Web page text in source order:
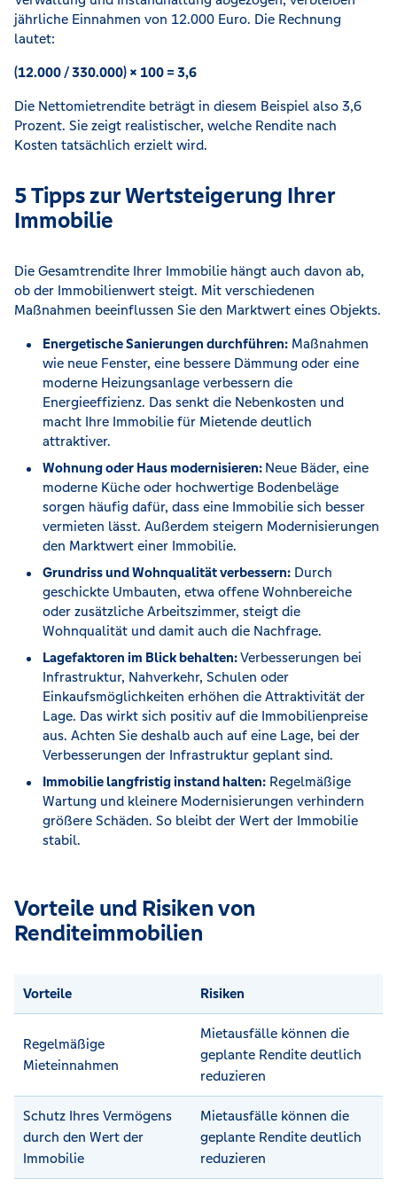
jährliche Einnahmen von 12.000 Euro. Die Rechnung
lautet:
(12.000 / 330.000) × 100 = 3,6
Die Nettomietrendite beträgt in diesem Beispiel also 3,6
Prozent. Sie zeigt realistischer, welche Rendite nach
Kosten tatsächlich erzielt wird.
5 Tipps zur Wertsteigerung Ihrer
Immobilie
Die Gesamtrendite Ihrer Immobilie hängt auch davon ab,
ob der Immobilienwert steigt. Mit verschiedenen
Maßnahmen beeinflussen Sie den Marktwert eines Objekts.
Energetische Sanierungen durchführen: Maßnahmen
wie neue Fenster, eine bessere Dämmung oder eine
moderne Heizungsanlage verbessern die
Energieeffizienz. Das senkt die Nebenkosten und
macht Ihre Immobilie für Mietende deutlich
attraktiver.
Wohnung oder Haus modernisieren: Neue Bäder, eine
moderne Küche oder hochwertige Bodenbeläge
sorgen häufig dafür, dass eine Immobilie sich besser
vermieten lässt. Außerdem steigern Modernisierungen
den Marktwert einer Immobilie.
Grundriss und Wohnqualität verbessern: Durch
geschickte Umbauten, etwa offene Wohnbereiche
oder zusätzliche Arbeitszimmer, steigt die
Wohnqualität und damit auch die Nachfrage.
Lagefaktoren im Blick behalten:Verbesserungen bei
Infrastruktur, Nahverkehr, Schulen oder
Einkaufsmöglichkeiten erhöhen die Attraktivität der
Lage. Das wirkt sich positiv auf die Immobilienpreise
aus. Achten Sie deshalb auch auf eine Lage, bei der
Verbesserungen der Infrastruktur geplant sind.
Immobilie langfristig instand halten: Regelmäßige
Wartung und kleinere Modernisierungen verhindern
größere Schäden. So bleibt der Wert der Immobilie
stabil.
Vorteile und Risiken von
Renditeimmobilien
Vorteile Risiken
Regelmäßige
Mieteinnahmen
Mietausfälle können die
geplante Rendite deutlich
reduzieren
Schutz Ihres Vermögens
durch den Wert der
Immobilie
Mietausfälle können die
geplante Rendite deutlich
reduzieren